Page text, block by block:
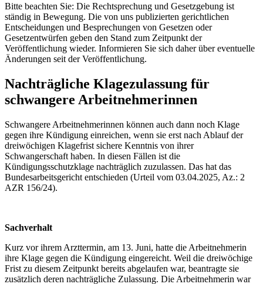
Bitte beachten Sie: Die Rechtsprechung und Gesetzgebung ist
ständig in Bewegung. Die von uns publizierten gerichtlichen
Entscheidungen und Besprechungen von Gesetzen oder
Gesetzentwürfen geben den Stand zum Zeitpunkt der
Veröffentlichung wieder. Informieren Sie sich daher über eventuelle
Änderungen seit der Veröffentlichung.
Nachträgliche Klagezulassung für
schwangere Arbeitnehmerinnen
Schwangere Arbeitnehmerinnen können auch dann noch Klage
gegen ihre Kündigung einreichen, wenn sie erst nach Ablauf der
dreiwöchigen Klagefrist sichere Kenntnis von ihrer
Schwangerschaft haben. In diesen Fällen ist die
Kündigungsschutzklage nachträglich zuzulassen. Das hat das
Bundesarbeitsgericht entschieden (Urteil vom 03.04.2025, Az.: 2
AZR 156/24).
Sachverhalt
Kurz vor ihrem Arzttermin, am 13. Juni, hatte die Arbeitnehmerin
ihre Klage gegen die Kündigung eingereicht. Weil die dreiwöchige
Frist zu diesem Zeitpunkt bereits abgelaufen war, beantragte sie
zusätzlich deren nachträgliche Zulassung. Die Arbeitnehmerin war